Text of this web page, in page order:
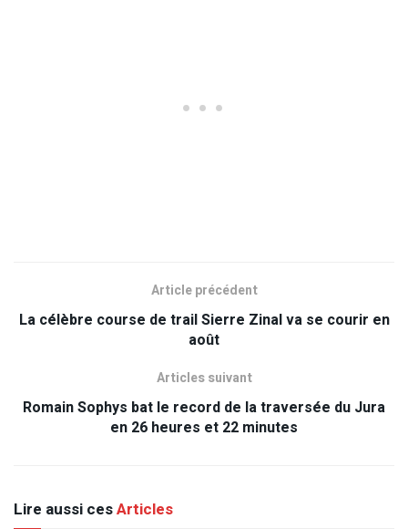
Article précédent
La célèbre course de trail Sierre Zinal va se courir en
août
Articles suivant
Romain Sophys bat le record de la traversée du Jura
en 26 heures et 22 minutes
Lire aussi cesArticles